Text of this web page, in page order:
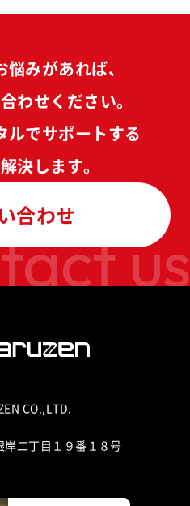
us
みがあれば、
わせください。
ルでサポートする
決します。
合わせ
CO.,LTD.
二丁目１９番１８号